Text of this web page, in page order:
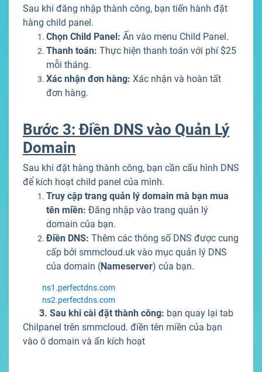
Sau khi đăng nhập thành công, bạn tiến hành đặt
hàng child panel.
Chọn Child Panel: Ấn vào menu Child Panel.
Thanh toán: Thực hiện thanh toán với phí $25
mỗi tháng.
Xác nhận đơn hàng: Xác nhận và hoàn tất
đơn hàng.
Bước 3: Điền DNS vào Quản Lý
Domain
Sau khi đặt hàng thành công, bạn cần cấu hình DNS
để kích hoạt child panel của mình.
Truy cập trang quản lý domain mà bạn mua
tên miền: Đăng nhập vào trang quản lý
domain của bạn.
Điền DNS: Thêm các thông số DNS được cung
cấp bởi smmcloud.uk vào mục quản lý DNS
của domain (Nameserver) của bạn.
ns1.perfectdns.com
ns2.perfectdns.com
3. Sau khi cài đặt thành công: bạn quay lại tab
Chilpanel trên smmcloud. điền tên miền của bạn
vào ô domain và ấn kích hoạt